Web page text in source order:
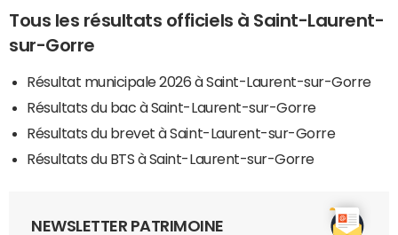
Tous les résultats officiels à Saint-Laurent-
sur-Gorre
Résultat municipale 2026 à Saint-Laurent-sur-Gorre
Résultats du bac à Saint-Laurent-sur-Gorre
Résultats du brevet à Saint-Laurent-sur-Gorre
Résultats du BTS à Saint-Laurent-sur-Gorre
NEWSLETTER PATRIMOINE